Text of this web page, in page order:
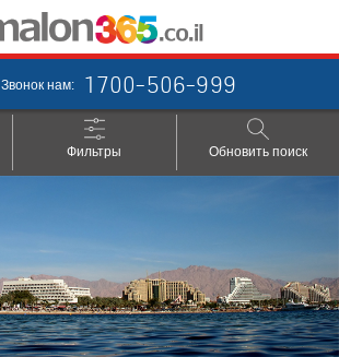
Звонок нам: 1700-506-999
Фильтры Обновить поиск